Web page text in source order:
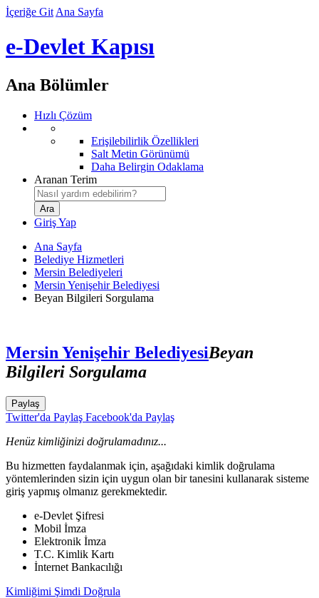
İçeriğe Git Ana Sayfa
e-Devlet Kapısı
Ana Bölümler
Hızlı Çözüm
Erişilebilirlik Özellikleri
Salt Metin Görünümü
Daha Belirgin Odaklama
Aranan Terim
Giriş Yap
Ana Sayfa
Belediye Hizmetleri
Mersin Belediyeleri
Mersin Yenişehir Belediyesi
Beyan Bilgileri Sorgulama
Mersin Yenişehir BelediyesiBeyan
Bilgileri Sorgulama
Paylaş
Twitter'da Paylaş Facebook'da Paylaş
Henüz kimliğinizi doğrulamadınız...
Bu hizmetten faydalanmak için, aşağıdaki kimlik doğrulama
yöntemlerinden sizin için uygun olan bir tanesini kullanarak sisteme
giriş yapmış olmanız gerekmektedir.
e-Devlet Şifresi
Mobil İmza
Elektronik İmza
T.C. Kimlik Kartı
İnternet Bankacılığı
Kimliğimi Şimdi Doğrula